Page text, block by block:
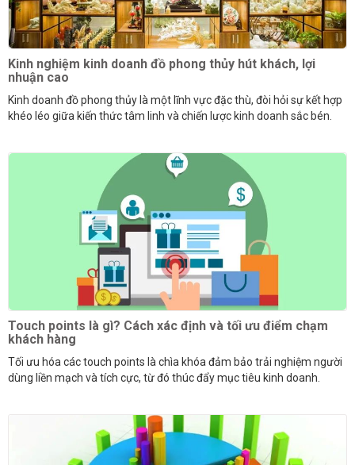
Kinh nghiệm kinh doanh đồ phong thủy hút khách, lợi
nhuận cao
Kinh doanh đồ phong thủy là một lĩnh vực đặc thù, đòi hỏi sự kết hợp
khéo léo giữa kiến thức tâm linh và chiến lược kinh doanh sắc bén.
Touch points là gì? Cách xác định và tối ưu điểm chạm
khách hàng
Tối ưu hóa các touch points là chìa khóa đảm bảo trải nghiệm người
dùng liền mạch và tích cực, từ đó thúc đẩy mục tiêu kinh doanh.